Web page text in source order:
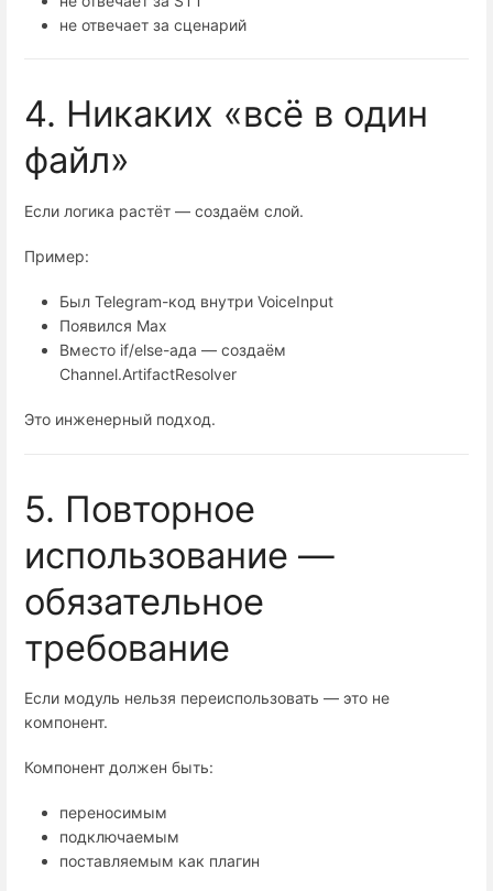
не отвечает за сценарий
4. Никаких «всё в один
файл»
Если логика растёт — создаём слой.
Пример:
Был Telegram-код внутри VoiceInput
Появился Max
Вместо if/else-ада — создаём
Channel.ArtifactResolver
Это инженерный подход.
5. Повторное
использование —
обязательное
требование
Если модуль нельзя переиспользовать — это не
компонент.
Компонент должен быть:
переносимым
подключаемым
поставляемым как плагин